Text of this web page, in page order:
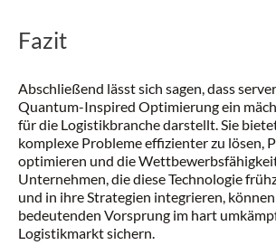
Fazit
Abschließend lässt sich sagen, dass
Quantum-Inspired Optimierung ein
für die Logistikbranche darstellt. Sie
komplexe Probleme effizienter zu lösen,
optimieren und die
Unternehmen, die diese Technologie
und in ihre Strategien integrieren,
bedeutenden Vorsprung im hart
Logistikmarkt sichern.